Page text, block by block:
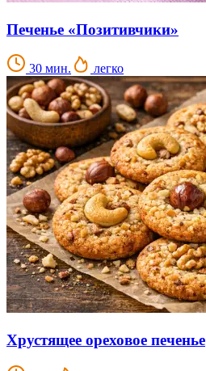
Печенье «Позитивчики»
30 мин. легко
Хрустящее ореховое печенье